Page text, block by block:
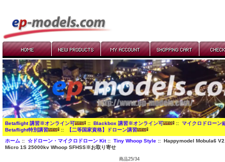
Betaflight 講習※オンライン可 :: Blackbox 講習※オンライン可 :: マイクロドローン
Betaflight特別講習
:: 【二等国家資格】ドローン講習
ホーム:: ☆ドローン・マイクロドローン Kit:: Tiny Whoop Style:: Happymodel Mobula6
Micro 1S 25000kv Whoop SFHSS※お取り寄せ
商品25/34